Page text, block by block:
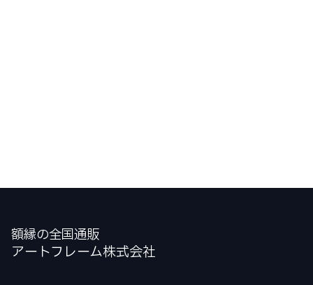
額縁の全国通販
アートフレーム株式会社